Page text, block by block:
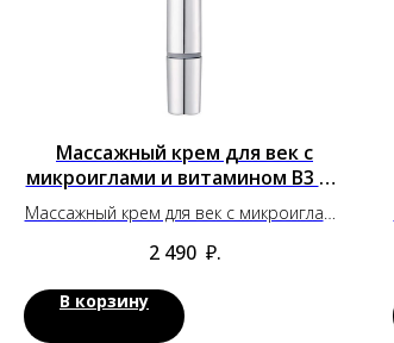
Массажный крем для век с
микроиглами и витамином B3 VT
Массажный крем для век с микроиглами
2 490 ₽.
В корзину